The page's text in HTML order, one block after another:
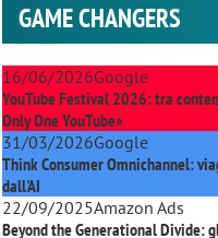
GAME CHANGERS
16/06/2026Google
YouTube Festival 2026: tra
Only One YouTube»
31/03/2026Google
Think Consumer Omnichannel:
dall'AI
22/09/2025Amazon Ads
Beyond the Generational Divide: